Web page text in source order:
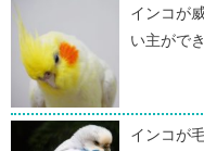
インコが
い主がで
インコが